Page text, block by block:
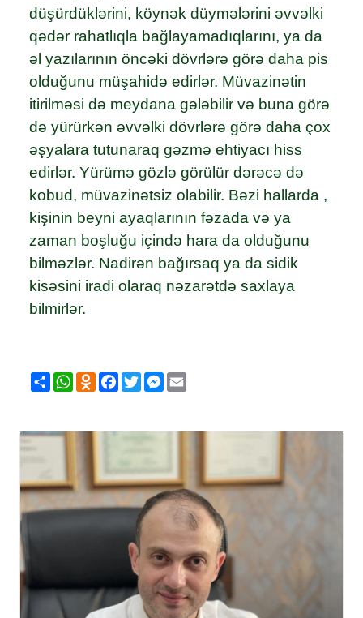
düşürdüklərini, köynək düymələrini əvvəlki
qədər rahatlıqla bağlayamadıqlarını, ya da
əl yazılarının öncəki dövrlərə görə daha pis
olduğunu müşahidə edirlər. Müvazinətin
itirilməsi də meydana gələbilir və buna görə
də yürürkən əvvəlki dövrlərə görə daha çox
əşyalara tutunaraq gəzmə ehtiyacı hiss
edirlər. Yürümə gözlə görülür dərəcə də
kobud, müvazinətsiz olabilir. Bəzi hallarda ,
kişinin beyni ayaqlarının fəzada və ya
zaman boşluğu içində hara da olduğunu
bilməzlər. Nadirən bağırsaq ya da sidik
kisəsini iradi olaraq nəzarətdə saxlaya
bilmirlər.
ShareWhatsApp
Odnoklassniki
Facebook
TwitterMessenger